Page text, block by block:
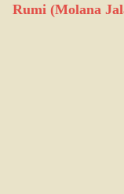
Rumi (Molana